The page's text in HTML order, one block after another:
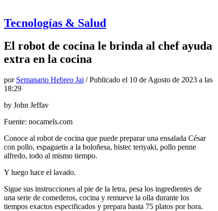
Tecnologías & Salud
El robot de cocina le brinda al chef ayuda
extra en la cocina
por Semanario Hebreo Jai / Publicado el 10 de Agosto de 2023 a las
18:29
by John Jeffav
Fuente: nocamels.com
Conoce al robot de cocina que puede preparar una ensalada César
con pollo, espaguetis a la boloñesa, bistec teriyaki, pollo penne
alfredo, todo al mismo tiempo.
Y luego hace el lavado.
Sigue sus instrucciones al pie de la letra, pesa los ingredientes de
una serie de comederos, cocina y remueve la olla durante los
tiempos exactos especificados y prepara hasta 75 platos por hora.